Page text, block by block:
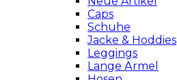
Caps
Schuhe
Jacke & Hoddies
Leggings
Lange Ärmel